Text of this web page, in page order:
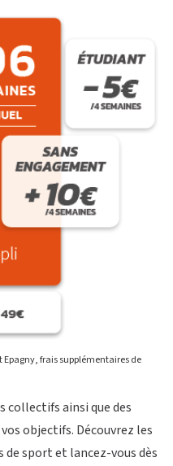
T
É
PLATEAU MUSCU-CARDIO
COURS COLLECTIFS
SMALL GROUP
COACHING PERSONNALISÉ
FITNESS
Epagny, frais supplémentaires de
collectifs ainsi que des
objectifs. Découvrez les
sport et lancez-vous dès